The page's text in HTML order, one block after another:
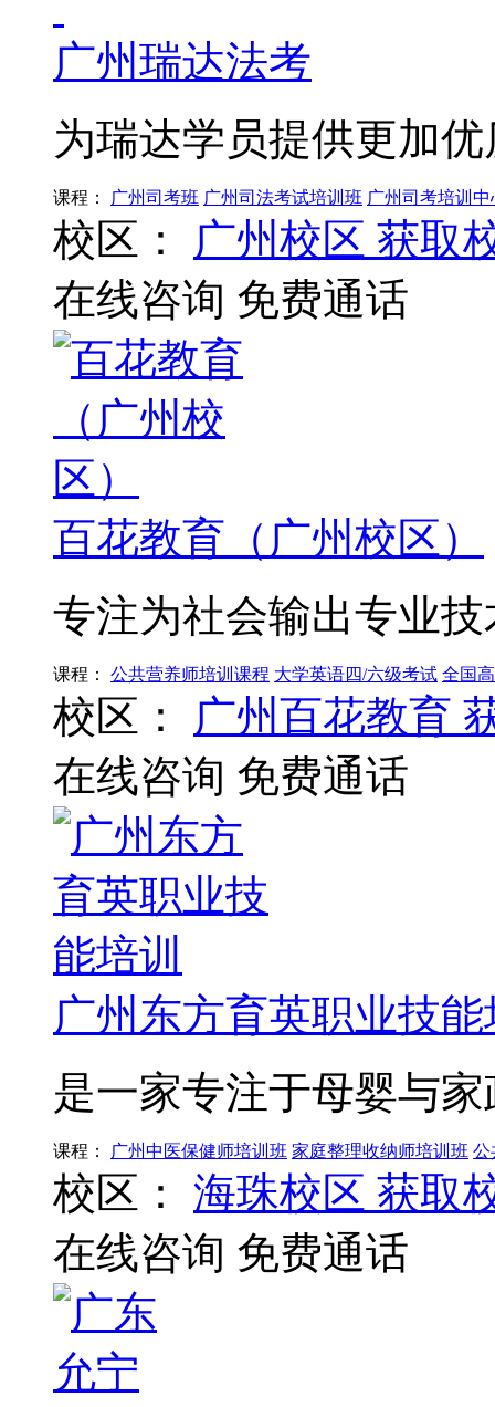
广州瑞达法考
为瑞达学员提供更加
课程： 广州司考班 广州司法考试培训班 广州司考培训中
校区： 广州校区 获取
在线咨询 免费通话
百花教育（广州校区）
专注为社会输出专业
课程： 公共营养师培训课程 大学英语四/六级考试 全国
校区： 广州百花教育
在线咨询 免费通话
广州东方育英职业技
是一家专注于母婴与
课程： 广州中医保健师培训班 家庭整理收纳师培训班 公
校区： 海珠校区 获取
在线咨询 免费通话